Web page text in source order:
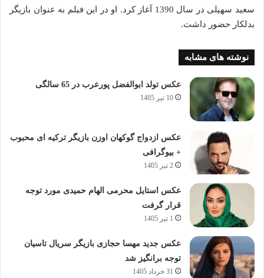
سعید سهیلی در سال 1390 آغاز کرد. او در این فیلم به عنوان بازیگر
بدلکار حضور داشت.
نوشته های مشابه
عکس تولد ابوالفضل پورعرب در 65 سالگی
10 تیر 1405
عکس ازدواج گوکهان اوزن بازیگر ترکیه ای محبوب
+ بیوگرافی
2 تیر 1405
عکس استایل محرمی الهام حمیدی مورد توجه
قرار گرفت
1 تیر 1405
عکس جدید مهسا حجازی بازیگر سریال تاسیان
توجه برانگیز شد
31 خرداد 1405